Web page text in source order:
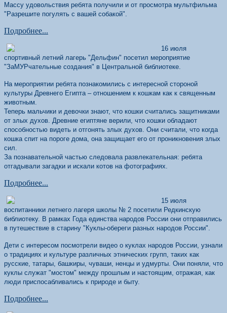
Массу удовольствия ребята получили и от просмотра мультфильма
"Разрешите погулять с вашей собакой".
Подробнее...
16 июля
спортивный летний лагерь "Дельфин" посетил мероприятие
"ЗаМУРчательные создания" в Центральной библиотеке.
На мероприятии ребята познакомились с интересной стороной
культуры Древнего Египта – отношением к кошкам как к священным
животным.
Теперь мальчики и девочки знают, что кошки считались защитниками
от злых духов. Древние египтяне верили, что кошки обладают
способностью видеть и отгонять злых духов. Они считали, что когда
кошка спит на пороге дома, она защищает его от проникновения злых
сил.
За познавательной частью следовала развлекательная: ребята
отгадывали загадки и искали котов на фотографиях.
Подробнее...
15 июля
воспитанники летнего лагеря школы № 2 посетили Редкинскую
библиотеку. В рамках Года единства народов России они отправились
в путешествие в старину "Куклы-обереги разных народов России".
Дети с интересом посмотрели видео о куклах народов России, узнали
о традициях и культуре различных этнических групп, таких как
русские, татары, башкиры, чуваши, ненцы и удмурты. Они поняли, что
куклы служат "мостом" между прошлым и настоящим, отражая, как
люди приспосабливались к природе и быту.
Подробнее...